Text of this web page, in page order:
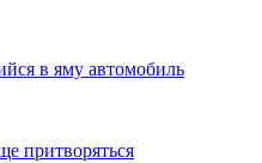
в яму автомобиль
притворяться